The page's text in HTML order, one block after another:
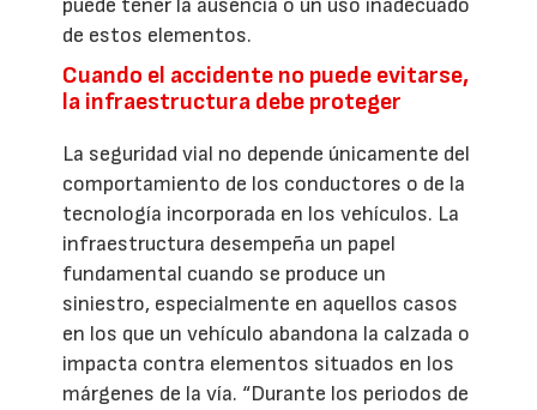
puede tener la ausencia o un uso inadecuado
de estos elementos.
Cuando el accidente no puede evitarse,
la infraestructura debe proteger
La seguridad vial no depende únicamente del
comportamiento de los conductores o de la
tecnología incorporada en los vehículos. La
infraestructura desempeña un papel
fundamental cuando se produce un
siniestro, especialmente en aquellos casos
en los que un vehículo abandona la calzada o
impacta contra elementos situados en los
márgenes de la vía. “Durante los periodos de